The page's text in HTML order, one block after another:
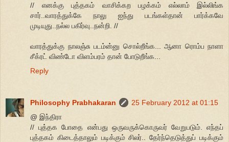
// எனக்கு புத்தகம் வாசிக்கற பழக்கம் எல்லாம் இல்லிங்க
சார்..வாரத்துக்கே நாலு ஐந்து படங்கள்தான் பார்க்கவே
முடியுது..நல்ல பகிர்வு..நன்றி. //
வாரத்துக்கு நாலஞ்சு படம்ன்னு சொல்றீங்க... ஆனா ரொம்ப நாளா
சீக்ரட் விண்டோ விளம்பரம் தான் போடுறீங்க...
Reply
Philosophy Prabhakaran
25 February 2012 at 01:15
@ இந்திரா
// புத்தக போதை என்பது ஒருவருக்கொருவர் வேறுபடும். எந்தப்
புத்தகம் கிடைத்தாலும் படிக்கும் சிலர்.. தேர்ந்தெடுத்துப் படிக்கும்